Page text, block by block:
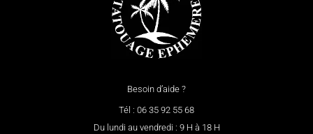
Besoin d’aide ?
Tél : 06 35 92 55 68
Du lundi au vendredi : 9 H à 18 H